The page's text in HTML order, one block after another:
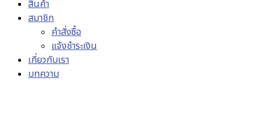
สินค้า
สมาชิก
คำสั่งซื้อ
แจ้งชำระเงิน
เกี่ยวกับเรา
บทความ